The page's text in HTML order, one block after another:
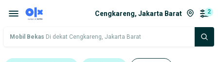
Cengkareng, Jakarta Barat 2
Mobil Bekas Di dekat Cengkareng, Jakarta Barat